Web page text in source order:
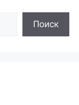
Поиск